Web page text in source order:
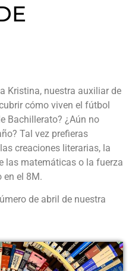
Kristina, nuestra auxiliar de
cómo viven el fútbol
Bachillerato? ¿Aún no
Tal vez prefieras
creaciones literarias, la
las matemáticas o la fuerza
en el 8M.
de abril de nuestra